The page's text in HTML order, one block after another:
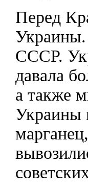
Перед
Украины.
СССР.
давала
а также
Украины